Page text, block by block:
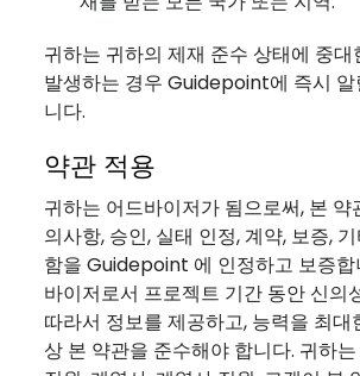
귀하는 귀하의 제재 준수 상태에 중대
발생하는 경우 Guidepoint에 즉시 알
니다.
약관 적용
귀하는 어드바이저가 됨으로써, 본 약
의사항, 승인, 실태 인정, 계약, 보증,
함을 Guidepoint 에 인정하고 보증합
바이저로서 프로젝트 기간 동안 신의
따라서 정보를 제공하고, 능력을 최대
상 본 약관을 준수해야 합니다. 귀하